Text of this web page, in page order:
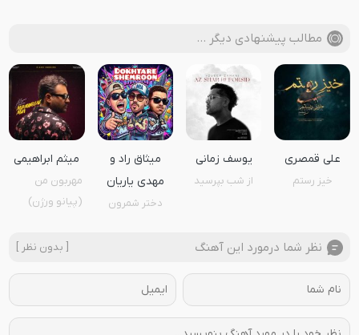
مطالب پیشنهادی دیگر …
علی قمصری
خیز رستم
یوسف زمانی
از شب بپرسید
میثاق راد و
مهدی یاریان
دختر شمرون
میثم ابراهیمی
مهربون من
(پیانو ورژن)
نظر شما درمورد این آهنگ [ بدون نظر ]